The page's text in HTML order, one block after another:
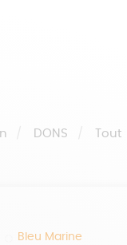
DONS Tout
Bleu Marine